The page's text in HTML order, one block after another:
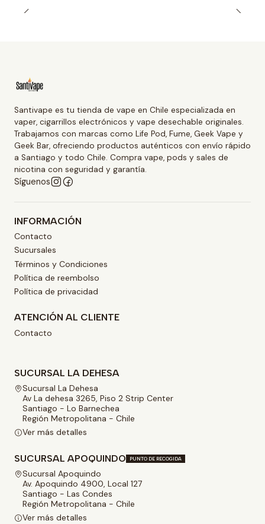
Santivape es tu tienda de vape en Chile especializada en
vaper, cigarrillos electrónicos y vape desechable originales.
Trabajamos con marcas como Life Pod, Fume, Geek Vape y
Geek Bar, ofreciendo productos auténticos con envío rápido
a Santiago y todo Chile. Compra vape, pods y sales de
nicotina con seguridad y garantía.
Síguenos
INFORMACIÓN
Contacto
Sucursales
Términos y Condiciones
Política de reembolso
Política de privacidad
ATENCIÓN AL CLIENTE
Contacto
SUCURSAL LA DEHESA
Sucursal La Dehesa
Av La dehesa 3265, Piso 2 Strip Center
Santiago - Lo Barnechea
Región Metropolitana - Chile
Ver más detalles
SUCURSAL APOQUINDO PUNTO DE RECOGIDA
Sucursal Apoquindo
Av. Apoquindo 4900, Local 127
Santiago - Las Condes
Región Metropolitana - Chile
Ver más detalles